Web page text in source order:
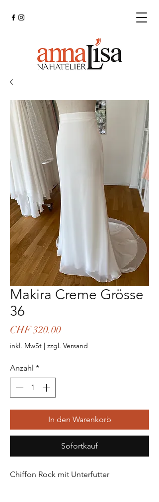
Makira Creme Grösse
36
CHF 320.00Preis
inkl. MwSt | zzgl. Versand
Anzahl *
In den Warenkorb
Sofortkauf
Chiffon Rock mit Unterfutter